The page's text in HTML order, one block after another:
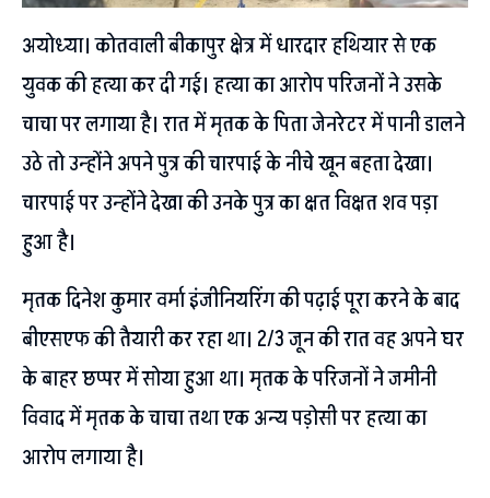
अयोध्या। कोतवाली बीकापुर क्षेत्र में धारदार हथियार से एक
युवक की हत्या कर दी गई। हत्या का आरोप परिजनों ने उसके
चाचा पर लगाया है। रात में मृतक के पिता जेनरेटर में पानी डालने
उठे तो उन्होंने अपने पुत्र की चारपाई के नीचे खून बहता देखा।
चारपाई पर उन्होंने देखा की उनके पुत्र का क्षत विक्षत शव पड़ा
हुआ है।
मृतक दिनेश कुमार वर्मा इंजीनियरिंग की पढ़ाई पूरा करने के बाद
बीएसएफ की तैयारी कर रहा था। 2/3 जून की रात वह अपने घर
के बाहर छप्पर में सोया हुआ था। मृतक के परिजनों ने जमीनी
विवाद में मृतक के चाचा तथा एक अन्य पड़ोसी पर हत्या का
आरोप लगाया है।